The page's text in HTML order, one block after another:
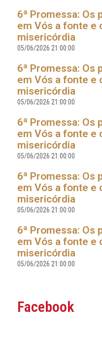
6ª Promessa: Os
em Vós a fonte e
misericórdia
05/06/2026 21:00:00
6ª Promessa: Os
em Vós a fonte e
misericórdia
05/06/2026 21:00:00
6ª Promessa: Os
em Vós a fonte e
misericórdia
05/06/2026 21:00:00
6ª Promessa: Os
em Vós a fonte e
misericórdia
05/06/2026 21:00:00
6ª Promessa: Os
em Vós a fonte e
misericórdia
05/06/2026 21:00:00
Facebook